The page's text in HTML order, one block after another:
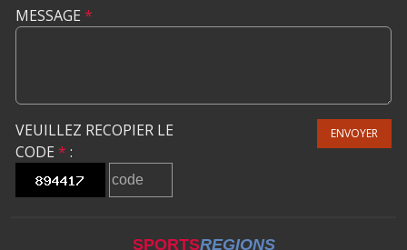
MESSAGE *
VEUILLEZ RECOPIER LE
CODE * :
ENVOYER
SPORTSREGIONS